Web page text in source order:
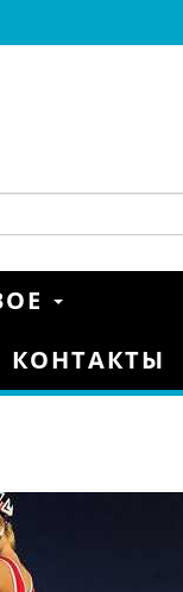
КОНТАКТЫ